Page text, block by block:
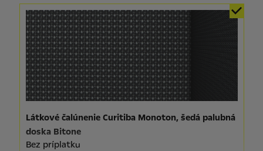
Látkové čalúnenie Curitiba Monoton, šedá palubná
doska Bitone
Bez príplatku